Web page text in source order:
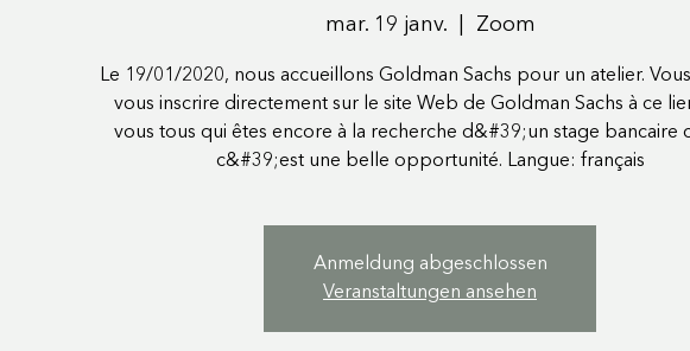
mar. 19 janv.
  |
Zoom
Le 19/01/2020, nous accueillons Goldman Sachs pour un atelier.
vous inscrire directement sur le site Web de Goldman Sachs à ce
vous tous qui êtes encore à la recherche d&#39;un stage bancaire
c&#39;est une belle opportunité. Langue: français
Anmeldung abgeschlossen
Veranstaltungen ansehen